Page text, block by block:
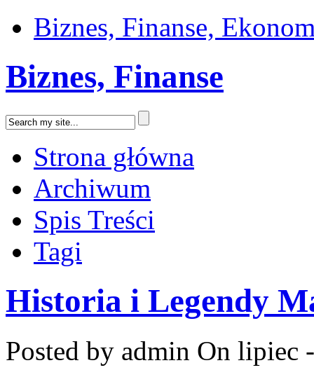
Biznes, Finanse,
Biznes, Finanse
Strona główna
Archiwum
Spis Treści
Tagi
Historia i Legendy
Posted by admin On lipiec